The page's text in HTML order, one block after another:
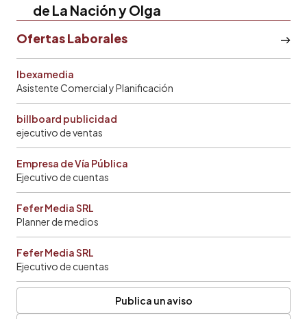
de La Nación y Olga
Ofertas Laborales
Ibexamedia
Asistente Comercial y Planificación
billboard publicidad
ejecutivo de ventas
Empresa de Vía Pública
Ejecutivo de cuentas
Fefer Media SRL
Planner de medios
Fefer Media SRL
Ejecutivo de cuentas
Publica un aviso